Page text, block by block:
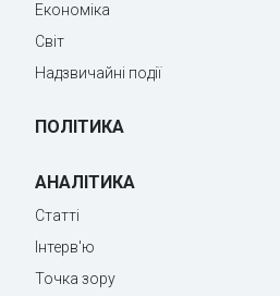
Економіка
Світ
Надзвичайні події
ПОЛІТИКА
АНАЛІТИКА
Статті
Інтерв'ю
Точка зору